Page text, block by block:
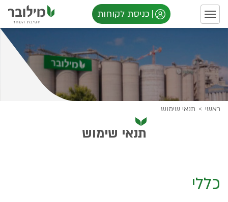
כניסת לקוחות
ראשי > תנאי שימוש
תנאי שימוש
כללי